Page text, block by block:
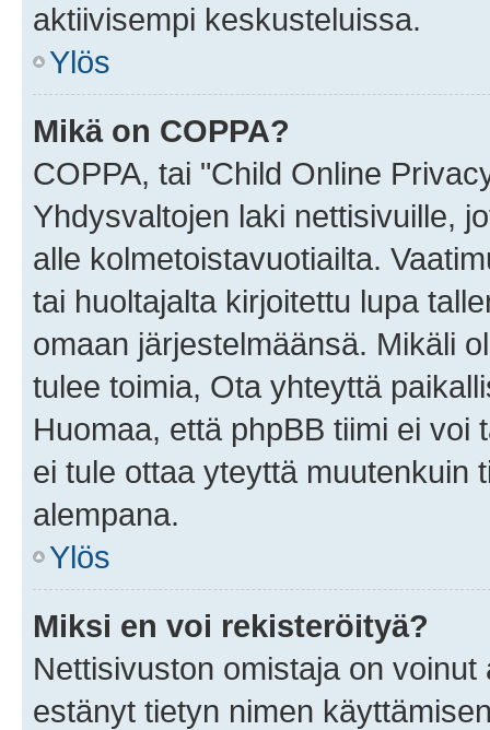
aktiivisempi keskusteluissa.
Ylös
Mikä on COPPA?
COPPA, tai "Child Online
Yhdysvaltojen laki nettisivuille,
alle kolmetoistavuotiailta.
tai huoltajalta kirjoitettu lupa
omaan järjestelmäänsä. Mikäli
tulee toimia, Ota yhteyttä
Huomaa, että phpBB tiimi ei
ei tule ottaa yteyttä muutenkuin
alempana.
Ylös
Miksi en voi rekisteröityä?
Nettisivuston omistaja on
estänyt tietyn nimen